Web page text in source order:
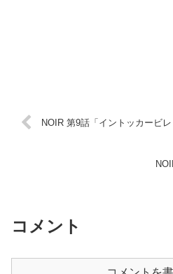
NOIR 第9話「イントッカービレ
コメント